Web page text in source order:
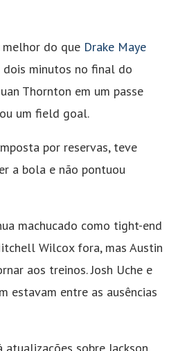
melhor do que Drake Maye
minutos no final do
Thornton em um passe
um field goal.
por reservas, teve
a bola e não pontuou
machucado como tight-end
Wilcox fora, mas Austin
aos treinos. Josh Uche e
estavam entre as ausências